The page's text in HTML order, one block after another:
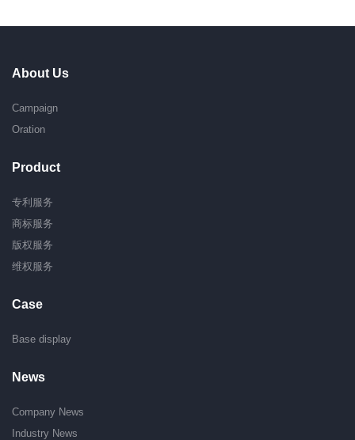
About Us
Campaign
Oration
Product
专利服务
商标服务
版权服务
维权服务
Case
Base display
News
Company News
Industry News